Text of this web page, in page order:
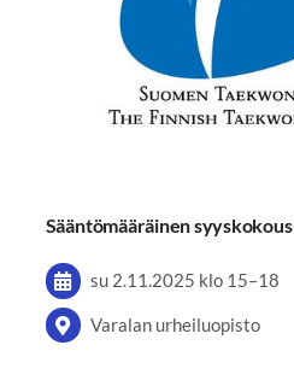
Sääntömääräinen syyskokous
su 2.11.2025 klo 15–18
Varalan urheiluopisto